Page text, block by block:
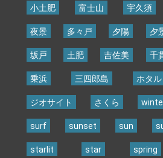
小土肥 富士山 宇久須
夜景 多々戸 夕陽 夕
坂戸 土肥 吉佐美 千
乗浜 三四郎島 ホタル
ジオサイト さくら
surf sunset sun
starlit star spring